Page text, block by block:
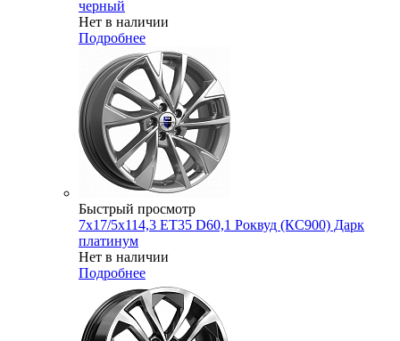
черный
Нет в наличии
Подробнее
Быстрый просмотр
7x17/5x114,3 ET35 D60,1 Роквуд (КС900) Дарк
платинум
Нет в наличии
Подробнее